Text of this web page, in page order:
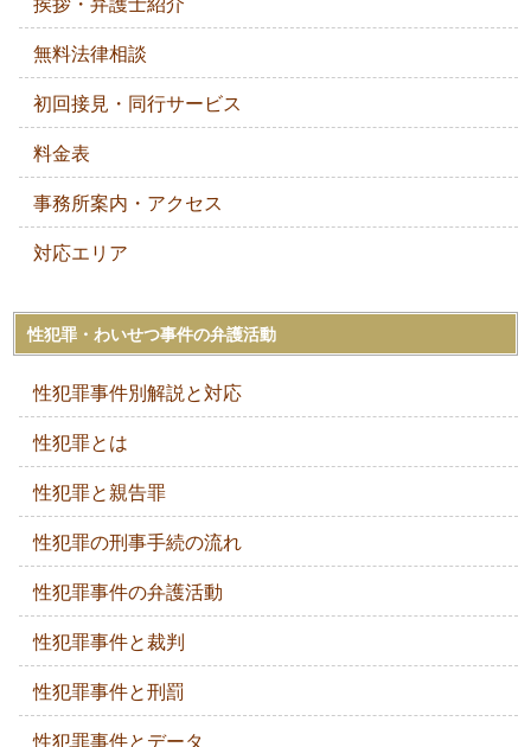
無料法律相談
初回接見・同行サービス
料金表
事務所案内・アクセス
対応エリア
性犯罪・わいせつ事件の弁護活動
性犯罪事件別解説と対応
性犯罪とは
性犯罪と親告罪
性犯罪の刑事手続の流れ
性犯罪事件の弁護活動
性犯罪事件と裁判
性犯罪事件と刑罰
性犯罪事件とデータ